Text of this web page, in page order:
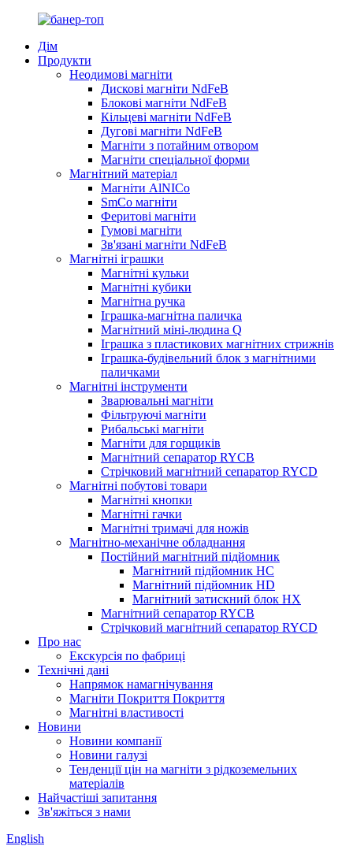
Дім
Продукти
Неодимові магніти
Дискові магніти NdFeB
Блокові магніти NdFeB
Кільцеві магніти NdFeB
Дугові магніти NdFeB
Магніти з потайним отвором
Магніти спеціальної форми
Магнітний матеріал
Магніти AlNICo
SmCo магніти
Феритові магніти
Гумові магніти
Зв'язані магніти NdFeB
Магнітні іграшки
Магнітні кульки
Магнітні кубики
Магнітна ручка
Іграшка-магнітна паличка
Магнітний міні-людина Q
Іграшка з пластикових магнітних стрижнів
Іграшка-будівельний блок з магнітними
паличками
Магнітні інструменти
Зварювальні магніти
Фільтруючі магніти
Рибальські магніти
Магніти для горщиків
Магнітний сепаратор RYCB
Стрічковий магнітний сепаратор RYCD
Магнітні побутові товари
Магнітні кнопки
Магнітні гачки
Магнітні тримачі для ножів
Магнітно-механічне обладнання
Постійний магнітний підйомник
Магнітний підйомник HC
Магнітний підйомник HD
Магнітний затискний блок HX
Магнітний сепаратор RYCB
Стрічковий магнітний сепаратор RYCD
Про нас
Екскурсія по фабриці
Технічні дані
Напрямок намагнічування
Магніти Покриття Покриття
Магнітні властивості
Новини
Новини компанії
Новини галузі
Тенденції цін на магніти з рідкоземельних
матеріалів
Найчастіші запитання
Зв'яжіться з нами
English